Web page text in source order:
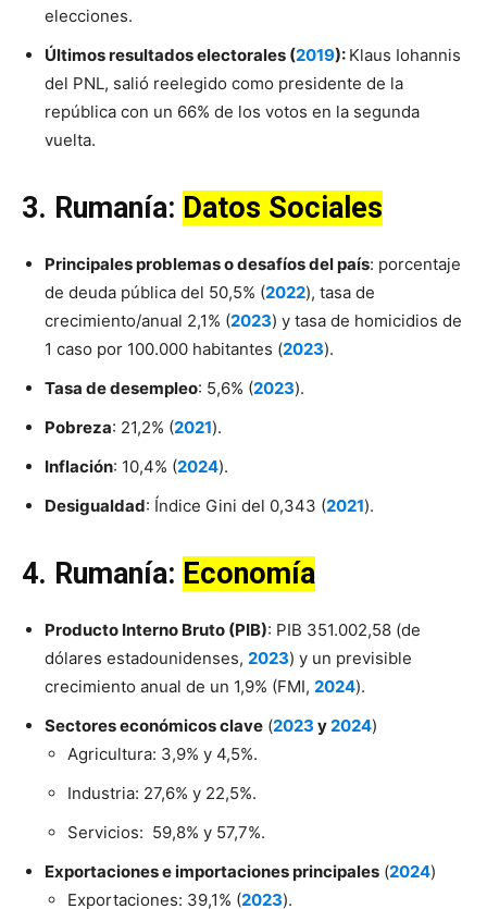
elecciones.
Últimos resultados electorales (2019): Klaus Iohannis
del PNL, salió reelegido como presidente de la
república con un 66% de los votos en la segunda
vuelta.
3. Rumanía: Datos Sociales
Principales problemas o desafíos del país: porcentaje
de deuda pública del 50,5% (2022), tasa de
crecimiento/anual 2,1% (2023) y tasa de homicidios de
1 caso por 100.000 habitantes (2023).
Tasa de desempleo: 5,6% (2023).
Pobreza: 21,2% (2021).
Inflación: 10,4% (2024).
Desigualdad: Índice Gini del 0,343 (2021).
4. Rumanía: Economía
Producto Interno Bruto (PIB): PIB 351.002,58 (de
dólares estadounidenses, 2023) y un previsible
crecimiento anual de un 1,9% (FMI, 2024).
Sectores económicos clave (2023 y2024)
Agricultura: 3,9% y 4,5%.
Industria: 27,6% y 22,5%.
Servicios: 59,8% y 57,7%.
Exportaciones e importaciones principales (2024)
Exportaciones: 39,1% (2023).